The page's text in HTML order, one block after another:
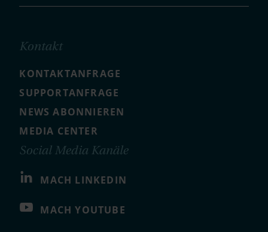
Kontakt
KONTAKTANFRAGE
SUPPORTANFRAGE
NEWS ABONNIEREN
MEDIA CENTER
Social Media Kanäle
MACH LINKEDIN
MACH YOUTUBE